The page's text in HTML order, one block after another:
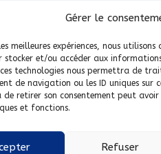
Gérer le
meilleures expériences, nous utilisons
stocker et/ou accéder aux
technologies nous permettra de
de navigation ou les ID uniques sur
de retirer son consentement peut
et fonctions.
Refuser
de confidentialité
de cookies
suivre sur :